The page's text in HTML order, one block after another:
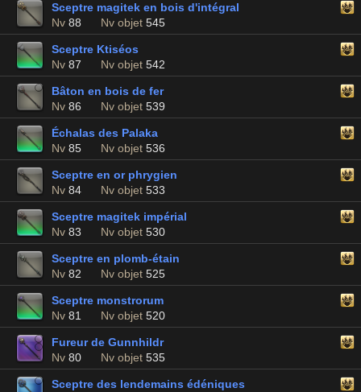
Sceptre magitek en bois d'intégral
Nv 88 Nv objet 545
Sceptre Ktiséos
Nv 87 Nv objet 542
Bâton en bois de fer
Nv 86 Nv objet 539
Échalas des Palaka
Nv 85 Nv objet 536
Sceptre en or phrygien
Nv 84 Nv objet 533
Sceptre magitek impérial
Nv 83 Nv objet 530
Sceptre en plomb-étain
Nv 82 Nv objet 525
Sceptre monstrorum
Nv 81 Nv objet 520
Fureur de Gunnhildr
Nv 80 Nv objet 535
Sceptre des lendemains édéniques